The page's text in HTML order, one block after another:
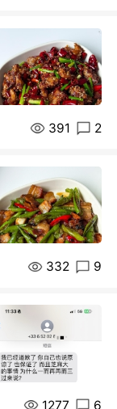
391 2
332 9
1277 6